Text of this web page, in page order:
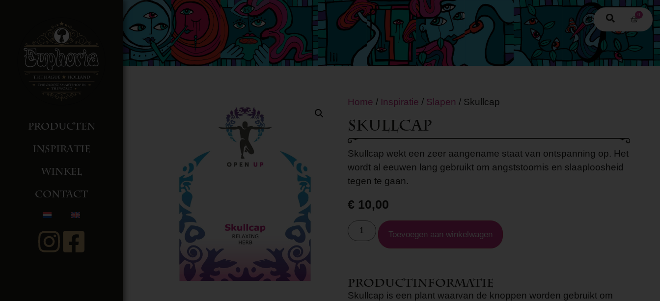
0
Producten
Inspiratie
Winkel
Contact
Home / Inspiratie / Slapen / Skullcap
Skullcap
Skullcap wekt een zeer aangename staat van ontspanning op. Het
wordt al eeuwen lang gebruikt om angststoornis en slaaploosheid
tegen te gaan.
€ 10,00
Toevoegen aan winkelwagen
Productinformatie
Skullcap is een plant waarvan de knoppen worden gebruikt om